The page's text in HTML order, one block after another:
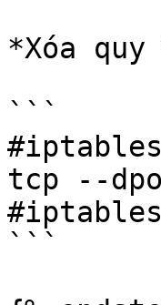
*Xóa
```
#iptables
tcp --
```